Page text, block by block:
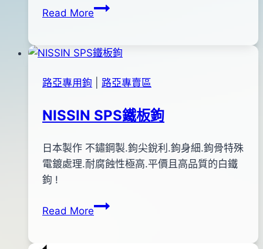
月
2018
年
月
15
Read MoreDECOY
魚
專
三
鉤
路亞專用鉤 路亞專賣區
NISSIN SPS鐵板鉤
Byanna
2011
年
12
31
2012
日本製作 不鏽鋼製.鉤尖銳利.鉤身細.鉤骨特殊
電鍍處理.耐腐蝕性極高.平價且高品質的白鐵
鉤 !
Read MoreNISSIN